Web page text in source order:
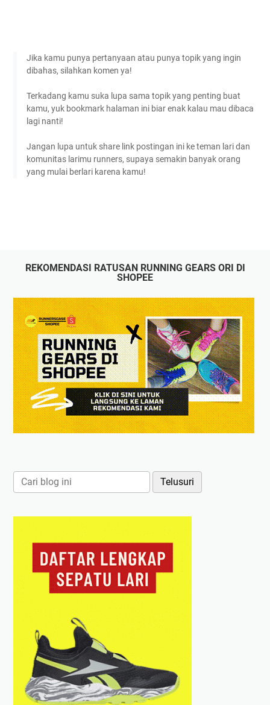
Jika kamu punya pertanyaan atau punya topik yang ingin
dibahas, silahkan komen ya!
Terkadang kamu suka lupa sama topik yang penting buat
kamu, yuk bookmark halaman ini biar enak kalau mau dibaca
lagi nanti!
Jangan lupa untuk share link postingan ini ke teman lari dan
komunitas larimu runners, supaya semakin banyak orang
yang mulai berlari karena kamu!
REKOMENDASI RATUSAN RUNNING GEARS ORI DI
SHOPEE